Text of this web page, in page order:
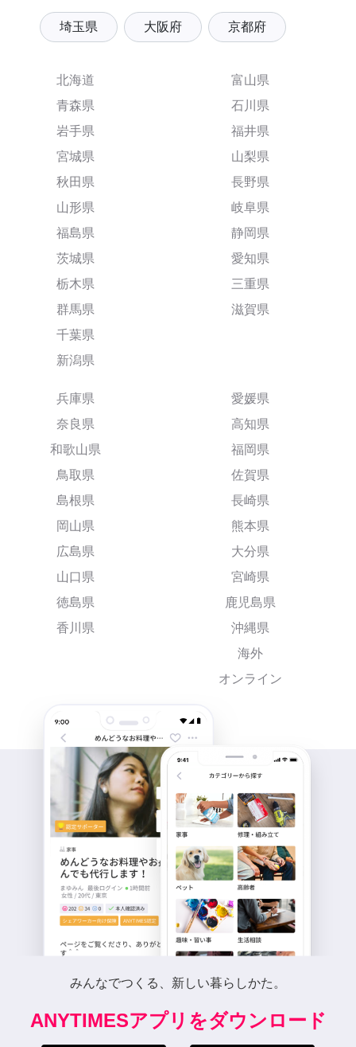
埼玉県 大阪府 京都府
北海道
青森県
岩手県
宮城県
秋田県
山形県
福島県
茨城県
栃木県
群馬県
千葉県
新潟県
富山県
石川県
福井県
山梨県
長野県
岐阜県
静岡県
愛知県
三重県
滋賀県
兵庫県
奈良県
和歌山県
鳥取県
島根県
岡山県
広島県
山口県
徳島県
香川県
愛媛県
高知県
福岡県
佐賀県
長崎県
熊本県
大分県
宮崎県
鹿児島県
沖縄県
海外
オンライン
みんなでつくる、新しい暮らしかた。
ANYTIMESアプリをダウンロード